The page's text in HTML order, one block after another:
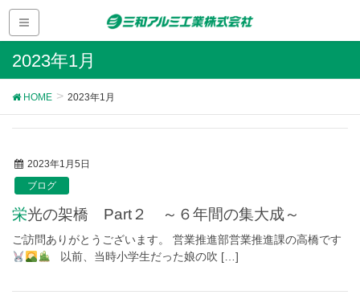
2023年1月
HOME 2023年1月
2023年1月5日
ブログ
栄光の架橋 Part２ ～６年間の集大成～
ご訪問ありがとうございます。 営業推進部営業推進課の高橋です
以前、当時小学生だった娘の吹 […]